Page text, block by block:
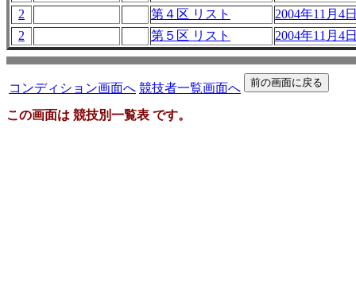
2
第４区 リスト
2004年11月4
2
第５区 リスト 2004年11月4
コンディション画面へ 競技者一覧画面へ
この画面は 競技別一覧表 です。